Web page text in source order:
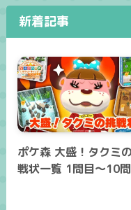
新着記事
ポケ森 大盛！タクミ
戦状一覧 1問目～10